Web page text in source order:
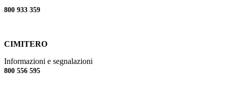
800 933 359
CIMITERO
Informazioni e segnalazioni
800 556 595